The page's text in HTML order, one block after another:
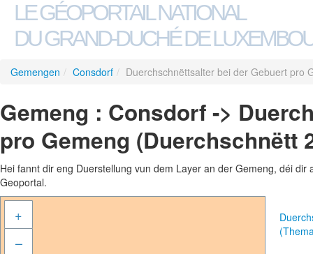
LE GÉOPORTAIL NATIONAL
DU GRAND-DUCHÉ DE
Gemengen / Consdorf / Duerchschnëttsalter bei der Gebuert pro
Gemeng : Consdorf ->
pro Gemeng (Duerchschnëtt
Hei fannt dir eng Duerstellung vun dem Layer an der Gemeng, déi
Geoportal.
+
–